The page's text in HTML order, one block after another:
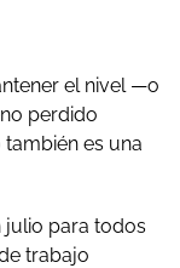
el nivel —o
perdido
es una
julio para todos
trabajo